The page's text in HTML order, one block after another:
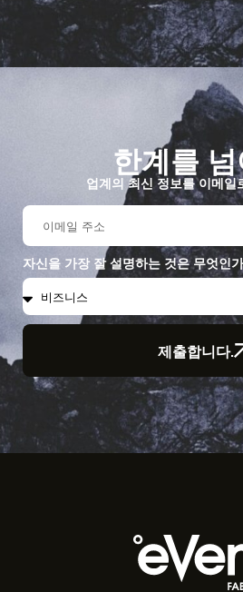
한계를
업계의 최신 정보를 이메일
자신을 가장 잘 설명하는 것은 무엇인
제출합니다.